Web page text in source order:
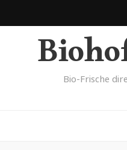
Bio-Frische